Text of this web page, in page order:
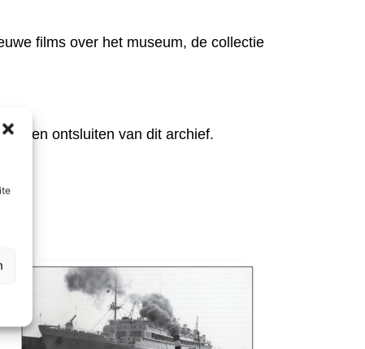
films over het museum, de collectie
en ontsluiten van dit archief.